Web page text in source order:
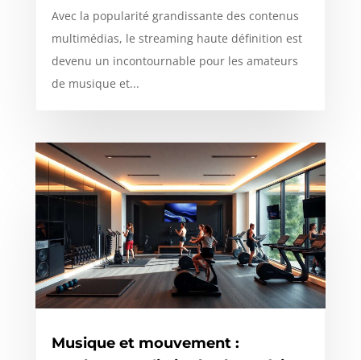
Avec la popularité grandissante des contenus
multimédias, le streaming haute définition est
devenu un incontournable pour les amateurs
de musique et...
Musique et mouvement :